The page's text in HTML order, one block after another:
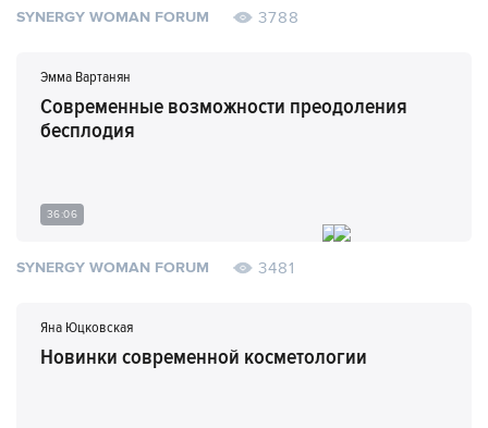
SYNERGY WOMAN FORUM 3788
Эмма Вартанян
Современные возможности преодоления
бесплодия
36:06
SYNERGY WOMAN FORUM 3481
Яна Юцковская
Новинки современной косметологии